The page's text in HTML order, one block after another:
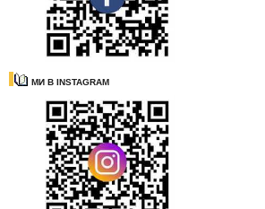
МИ В INSTAGRAM